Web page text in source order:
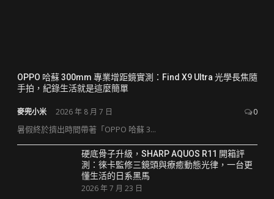
OPPO 哈蘇 300mm 專業增距鏡實測：Find X9 Ultra 光學長焦隨
手拍，紀錄生活就是這麼簡單
麥兜小米 2026 年 8 月 7 日 0
暑假終於擠出時間帶著「OPPO 哈蘇 3...
硬底骨子升級，SHARP AQUOS R11 開箱評
測：徠卡監修三鏡頭與療癒動態光律，一台更
懂生活的日系黑馬
2026 年 7 月 23 日